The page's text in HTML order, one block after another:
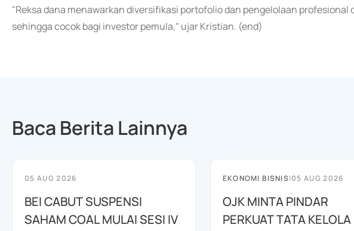
"Reksa dana menawarkan diversifikasi portofolio dan pengelolaan
sehingga cocok bagi investor pemula," ujar Kristian. (end)
Baca Berita Lainnya
05 AUG 2026
BEI CABUT SUSPENSI
SAHAM COAL MULAI SESI IV
EKONOMI BISNIS|05 AUG 2026
OJK MINTA PINDAR
PERKUAT TATA KELOLA